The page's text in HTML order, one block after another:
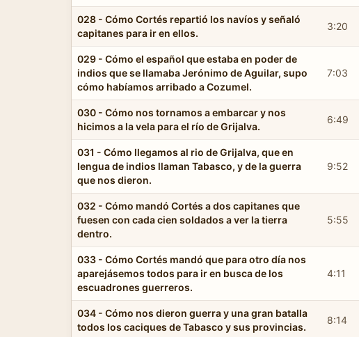
028 - Cómo Cortés repartió los navíos y señaló
capitanes para ir en ellos.
3:20
029 - Cómo el español que estaba en poder de
indios que se llamaba Jerónimo de Aguilar, supo
cómo habíamos arribado a Cozumel.
7:03
030 - Cómo nos tornamos a embarcar y nos
hicimos a la vela para el río de Grijalva.
6:49
031 - Cómo llegamos al rio de Grijalva, que en
lengua de indios llaman Tabasco, y de la guerra
que nos dieron.
9:52
032 - Cómo mandó Cortés a dos capitanes que
fuesen con cada cien soldados a ver la tierra
dentro.
5:55
033 - Cómo Cortés mandó que para otro día nos
aparejásemos todos para ir en busca de los
escuadrones guerreros.
4:11
034 - Cómo nos dieron guerra y una gran batalla
todos los caciques de Tabasco y sus provincias.
8:14